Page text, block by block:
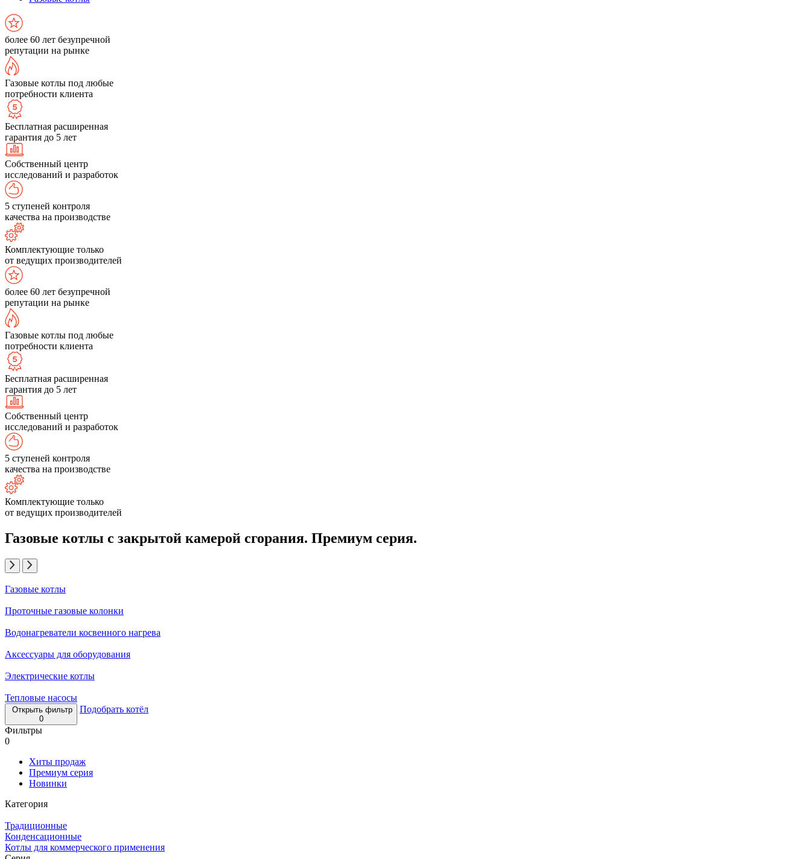
более 60 лет безупречной
репутации на рынке
Газовые котлы под любые
потребности клиента
Бесплатная расширенная
гарантия до 5 лет
Собственный центр
исследований и разработок
5 ступеней контроля
качества на производстве
Комплектующие только
от ведущих производителей
более 60 лет безупречной
репутации на рынке
Газовые котлы под любые
потребности клиента
Бесплатная расширенная
гарантия до 5 лет
Собственный центр
исследований и разработок
5 ступеней контроля
качества на производстве
Комплектующие только
от ведущих производителей
Газовые котлы с закрытой камерой сгорания. Премиум серия.
Газовые котлы
Проточные газовые колонки
Водонагреватели косвенного нагрева
Аксессуары для оборудования
Электрические котлы
Тепловые насосы
Открыть фильтр
0
Подобрать котёл
Фильтры
0
Хиты продаж
Премиум серия
Новинки
Категория
Традиционные
Конденсационные
Котлы для коммерческого применения